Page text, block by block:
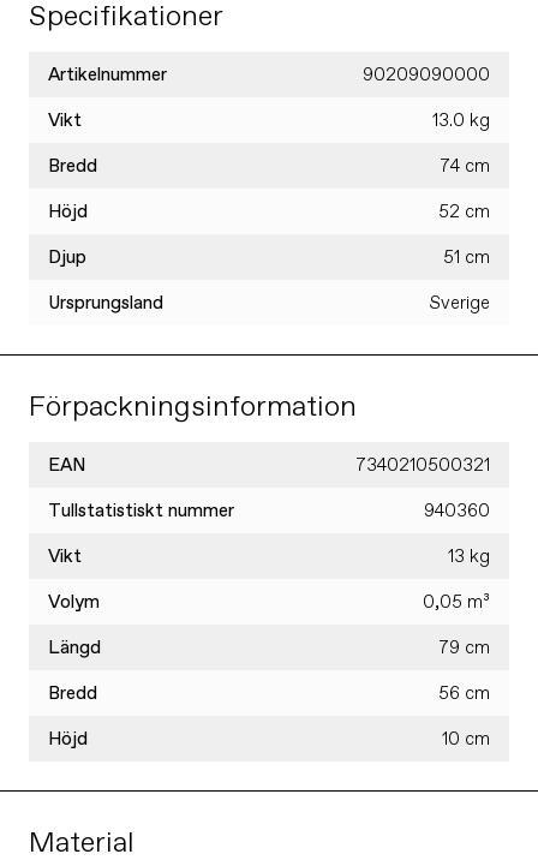
Specifikationer
Artikelnummer 90209090000
Vikt 13.0 kg
Bredd 74 cm
Höjd 52 cm
Djup 51 cm
Ursprungsland Sverige
Förpackningsinformation
EAN 7340210500321
Tullstatistiskt nummer 940360
Vikt 13 kg
Volym 0,05 m³
Längd 79 cm
Bredd 56 cm
Höjd 10 cm
Material